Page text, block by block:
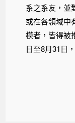
系之系友，並
或在各領域中
模者， 皆得被
日至8月31日